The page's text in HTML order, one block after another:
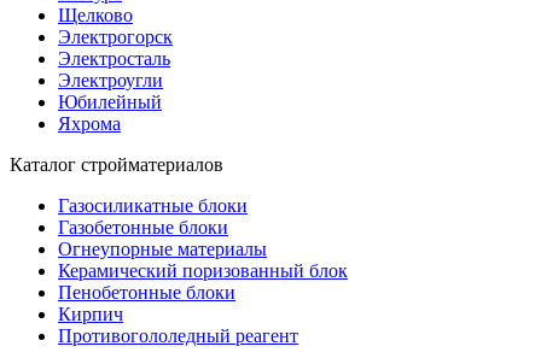
Щелково
Электрогорск
Электросталь
Электроугли
Юбилейный
Яхрома
Каталог стройматериалов
Газосиликатные блоки
Газобетонные блоки
Огнеупорные материалы
Керамический поризованный блок
Пенобетонные блоки
Кирпич
Противогололедный реагент